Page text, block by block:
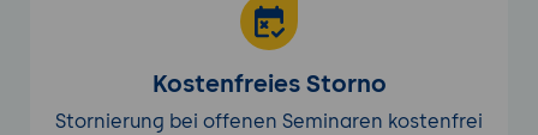
Kostenfreies Storno
Stornierung bei offenen Seminaren kostenfrei